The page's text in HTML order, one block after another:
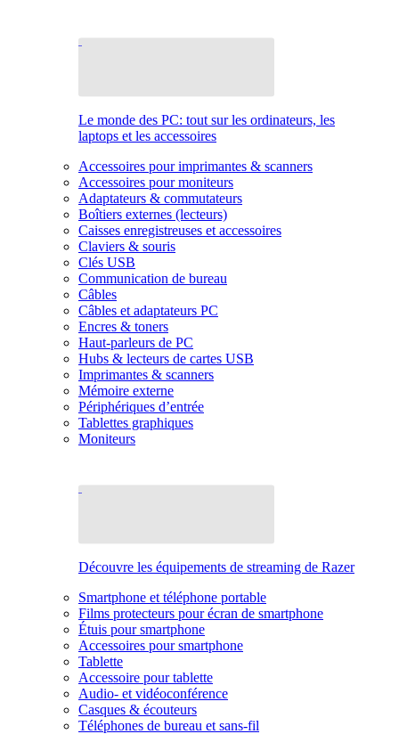
Le monde des PC: tout sur les ordinateurs, les
laptops et les accessoires
Accessoires pour imprimantes & scanners
Accessoires pour moniteurs
Adaptateurs & commutateurs
Boîtiers externes (lecteurs)
Caisses enregistreuses et accessoires
Claviers & souris
Clés USB
Communication de bureau
Câbles
Câbles et adaptateurs PC
Encres & toners
Haut-parleurs de PC
Hubs & lecteurs de cartes USB
Imprimantes & scanners
Mémoire externe
Périphériques d’entrée
Tablettes graphiques
Moniteurs
Découvre les équipements de streaming de Razer
Smartphone et téléphone portable
Films protecteurs pour écran de smartphone
Étuis pour smartphone
Accessoires pour smartphone
Tablette
Accessoire pour tablette
Audio- et vidéoconférence
Casques & écouteurs
Téléphones de bureau et sans-fil